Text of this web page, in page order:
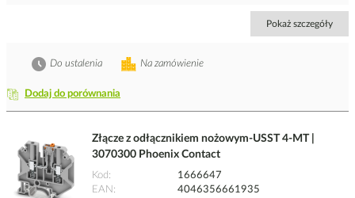
Pokaż szczegóły
Dodaj do porównania
Na zamówienie
Do ustalenia
Złącze z odłącznikiem nożowym-USST 4-MT |
3070300 Phoenix Contact
Kod
1666647
EAN
4046356661935